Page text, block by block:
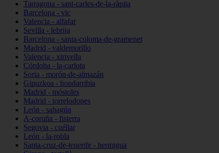
Tarragona - sant-carles-de-la-ràpita
Barcelona - vic
Valencia - alfafar
Sevilla - lebrija
Barcelona - santa-coloma-de-gramenet
Madrid - valdemorillo
Valencia - xirivella
Córdoba - la-carlota
Soria - morón-de-almazán
Gipuzkoa - hondarribia
Madrid - móstoles
Madrid - torrelodones
León - sahagún
A-coruña - fisterra
Segovia - cuéllar
León - la-robla
Santa-cruz-de-tenerife - hermigua